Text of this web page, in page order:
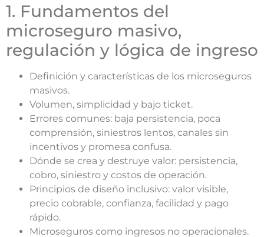
1. Fundamentos del
microseguro masivo,
regulación y lógica de ingreso
Definición y características de los microseguros
masivos.
Volumen, simplicidad y bajo ticket.
Errores comunes: baja persistencia, poca
comprensión, siniestros lentos, canales sin
incentivos y promesa confusa.
Dónde se crea y destruye valor: persistencia,
cobro, siniestro y costos de operación.
Principios de diseño inclusivo: valor visible,
precio cobrable, confianza, facilidad y pago
rápido.
Microseguros como ingresos no operacionales.